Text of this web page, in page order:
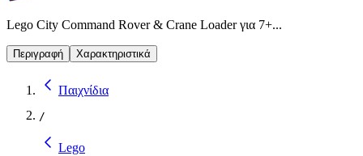
Lego City Command Rover & Crane Loader για 7+...
Περιγραφή Χαρακτηριστικά
Παιχνίδια
/
Lego